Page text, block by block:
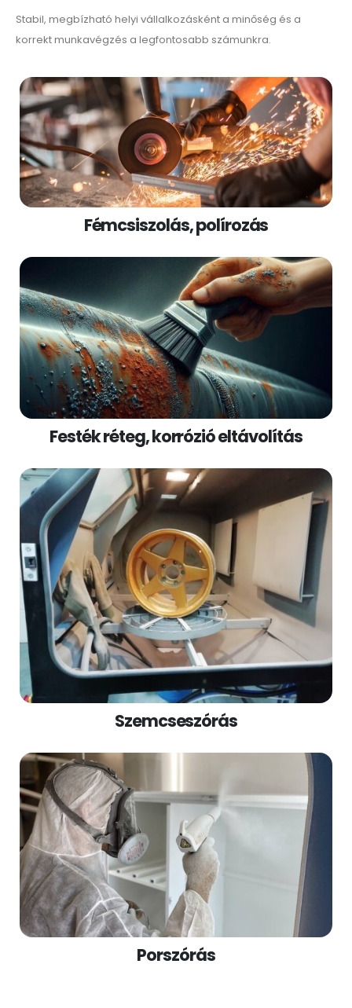
Stabil, megbízható helyi vállalkozásként a minőség és a
korrekt munkavégzés a legfontosabb számunkra.
Fémcsiszolás, polírozás
Festék réteg, korrózió eltávolítás
Szemcseszórás
Porszórás